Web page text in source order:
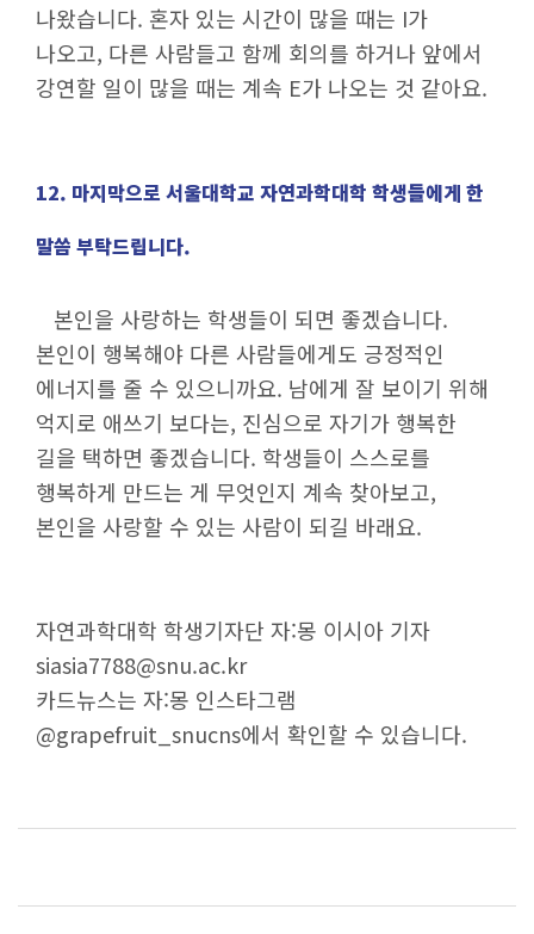
나왔습니다. 혼자 있는 시간이 많을 때는 I가
나오고, 다른 사람들고 함께 회의를 하거나 앞에서
강연할 일이 많을 때는 계속 E가 나오는 것 같아요.
12. 마지막으로 서울대학교 자연과학대학 학생들에게 한
말씀 부탁드립니다.
본인을 사랑하는 학생들이 되면 좋겠습니다.
본인이 행복해야 다른 사람들에게도 긍정적인
에너지를 줄 수 있으니까요. 남에게 잘 보이기 위해
억지로 애쓰기 보다는, 진심으로 자기가 행복한
길을 택하면 좋겠습니다. 학생들이 스스로를
행복하게 만드는 게 무엇인지 계속 찾아보고,
본인을 사랑할 수 있는 사람이 되길 바래요.
자연과학대학 학생기자단 자:몽 이시아 기자
siasia7788@snu.ac.kr
카드뉴스는 자:몽 인스타그램
@grapefruit_snucns에서 확인할 수 있습니다.